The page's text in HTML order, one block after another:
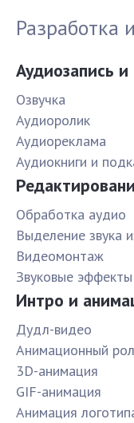
Разработка
Аудиозапись и
Озвучка
Аудиоролик
Аудиореклама
Аудиокниги и
Обработка аудио
Выделение звука
Видеомонтаж
Звуковые эффекты
Интро и
Дудл-видео
Анимационный
3D-анимация
GIF-анимация
Анимация